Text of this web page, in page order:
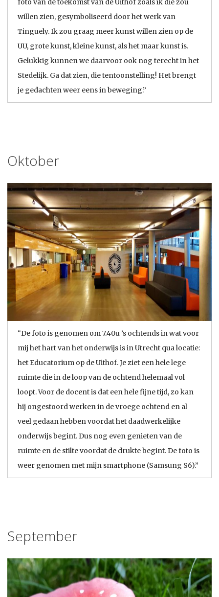
foto van de toekomst van de Uithof zoals ik die zou
willen zien, gesymboliseerd door het werk van
Tinguely. Ik zou graag meer kunst willen zien op de
UU, grote kunst, kleine kunst, als het maar kunst is.
Gelukkig kunnen we daarvoor ook nog terecht in het
Stedelijk. Ga dat zien, die tentoonstelling! Het brengt
je gedachten weer eens in beweging.”
Oktober
“De foto is genomen om 7.40u ’s ochtends in wat voor
mij het hart van het onderwijs is in Utrecht qua locatie:
het Educatorium op de Uithof. Je ziet een hele lege
ruimte die in de loop van de ochtend helemaal vol
loopt. Voor de docent is dat een hele fijne tijd, zo kan
hij ongestoord werken in de vroege ochtend en al
veel gedaan hebben voordat het daadwerkelijke
onderwijs begint. Dus nog even genieten van de
ruimte en de stilte voordat de drukte begint. De foto is
weer genomen met mijn smartphone (Samsung S6).”
September